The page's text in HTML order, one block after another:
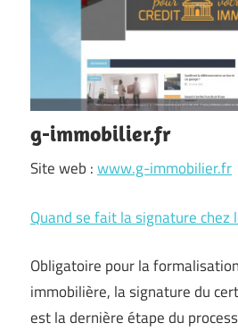
g-immobilier.fr
Site web :www.g-immobilier.fr
Quand se fait la signature chez
Obligatoire pour la
immobilière, la signature du
est la dernière étape du